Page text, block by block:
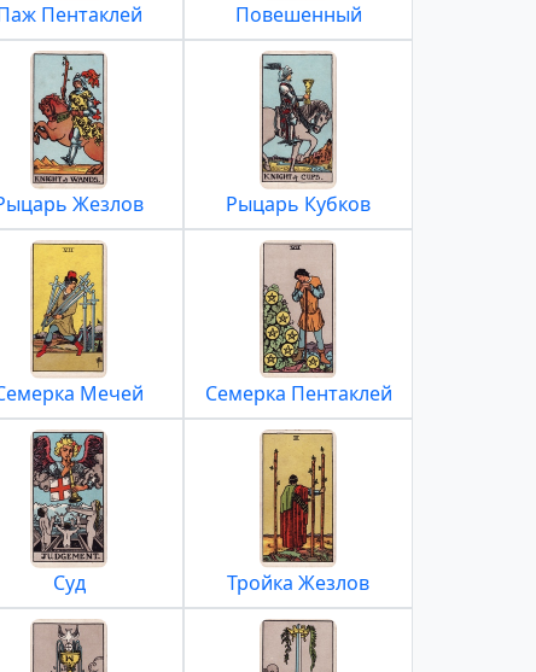
Пентаклей Повешенный
Жезлов Рыцарь Кубков
Мечей Семерка Пентаклей
Суд Тройка Жезлов